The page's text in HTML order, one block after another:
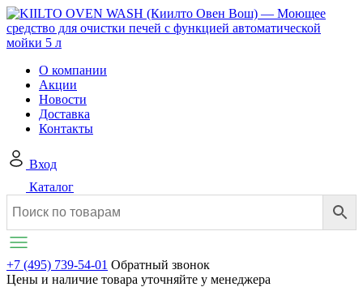
О компании
Акции
Новости
Доставка
Контакты
Вход
Каталог
+7 (495) 739-54-01 Обратный звонок
Цены и наличие товара уточняйте у менеджера